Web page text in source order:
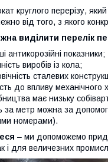
круглого перерізу,
від того, з якого
виділити перелік
антикорозійні показники;
виробів із кола;
сталевих
до впливу механічного
має низьку
за метр можна за
номерами).
– ми допоможемо
і для величезних